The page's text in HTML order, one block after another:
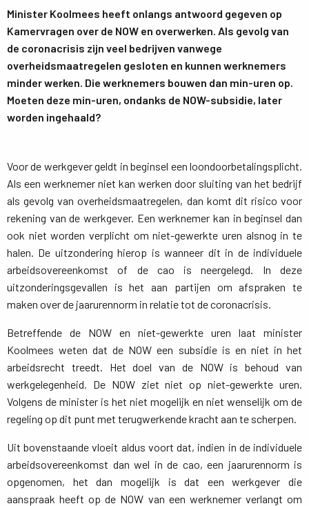
Minister Koolmees heeft onlangs antwoord gegeven op
Kamervragen over de NOW en overwerken. Als gevolg van
de coronacrisis zijn veel bedrijven vanwege
overheidsmaatregelen gesloten en kunnen werknemers
minder werken. Die werknemers bouwen dan min-uren op.
Moeten deze min-uren, ondanks de NOW-subsidie, later
worden ingehaald?
Voor de werkgever geldt in beginsel een loondoorbetalingsplicht.
Als een werknemer niet kan werken door sluiting van het bedrijf
als gevolg van overheidsmaatregelen, dan komt dit risico voor
rekening van de werkgever. Een werknemer kan in beginsel dan
ook niet worden verplicht om niet-gewerkte uren alsnog in te
halen. De uitzondering hierop is wanneer dit in de individuele
arbeidsovereenkomst of de cao is neergelegd. In deze
uitzonderingsgevallen is het aan partijen om afspraken te
maken over de jaarurennorm in relatie tot de coronacrisis.
Betreffende de NOW en niet-gewerkte uren laat minister
Koolmees weten dat de NOW een subsidie is en niet in het
arbeidsrecht treedt. Het doel van de NOW is behoud van
werkgelegenheid. De NOW ziet niet op niet-gewerkte uren.
Volgens de minister is het niet mogelijk en niet wenselijk om de
regeling op dit punt met terugwerkende kracht aan te scherpen.
Uit bovenstaande vloeit aldus voort dat, indien in de individuele
arbeidsovereenkomst dan wel in de cao, een jaarurennorm is
opgenomen, het dan mogelijk is dat een werkgever die
aanspraak heeft op de NOW van een werknemer verlangt om